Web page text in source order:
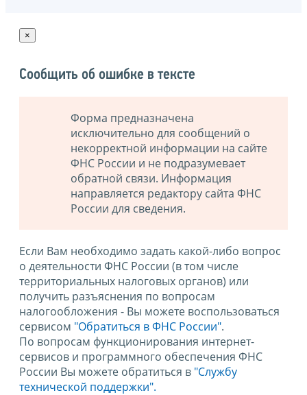
×
Сообщить об ошибке в тексте
Форма предназначена
исключительно для сообщений о
некорректной информации на сайте
ФНС России и не подразумевает
обратной связи. Информация
направляется редактору сайта ФНС
России для сведения.
Если Вам необходимо задать какой-либо вопрос
о деятельности ФНС России (в том числе
территориальных налоговых органов) или
получить разъяснения по вопросам
налогообложения - Вы можете воспользоваться
сервисом "Обратиться в ФНС России".
По вопросам функционирования интернет-
сервисов и программного обеспечения ФНС
России Вы можете обратиться в "Службу
технической поддержки".